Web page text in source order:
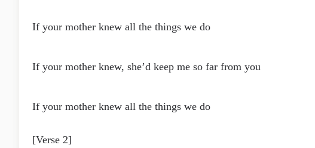
If your mother knew all the things we do
If your mother knew, she’d keep me so far from you
If your mother knew all the things we do
[Verse 2]